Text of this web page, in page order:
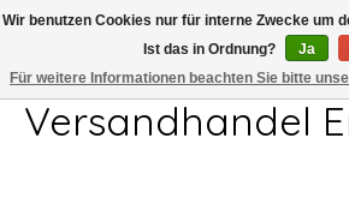
Telefon 04407 715872 MO-DO 7.00-17.00Uhr FR 7.00-
Versandhandel
Wir benutzen Cookies nur für interne Zwecke um
Ist das in Ordnung?
Ja
Für weitere Informationen beachten Sie bitte